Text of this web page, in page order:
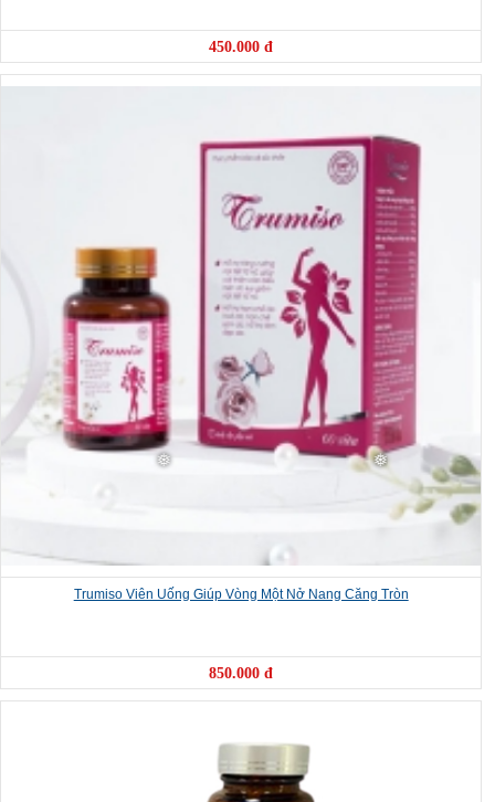
450.000 đ
Trumiso Viên Uống Giúp Vòng Một Nở Nang Căng Tròn
850.000 đ